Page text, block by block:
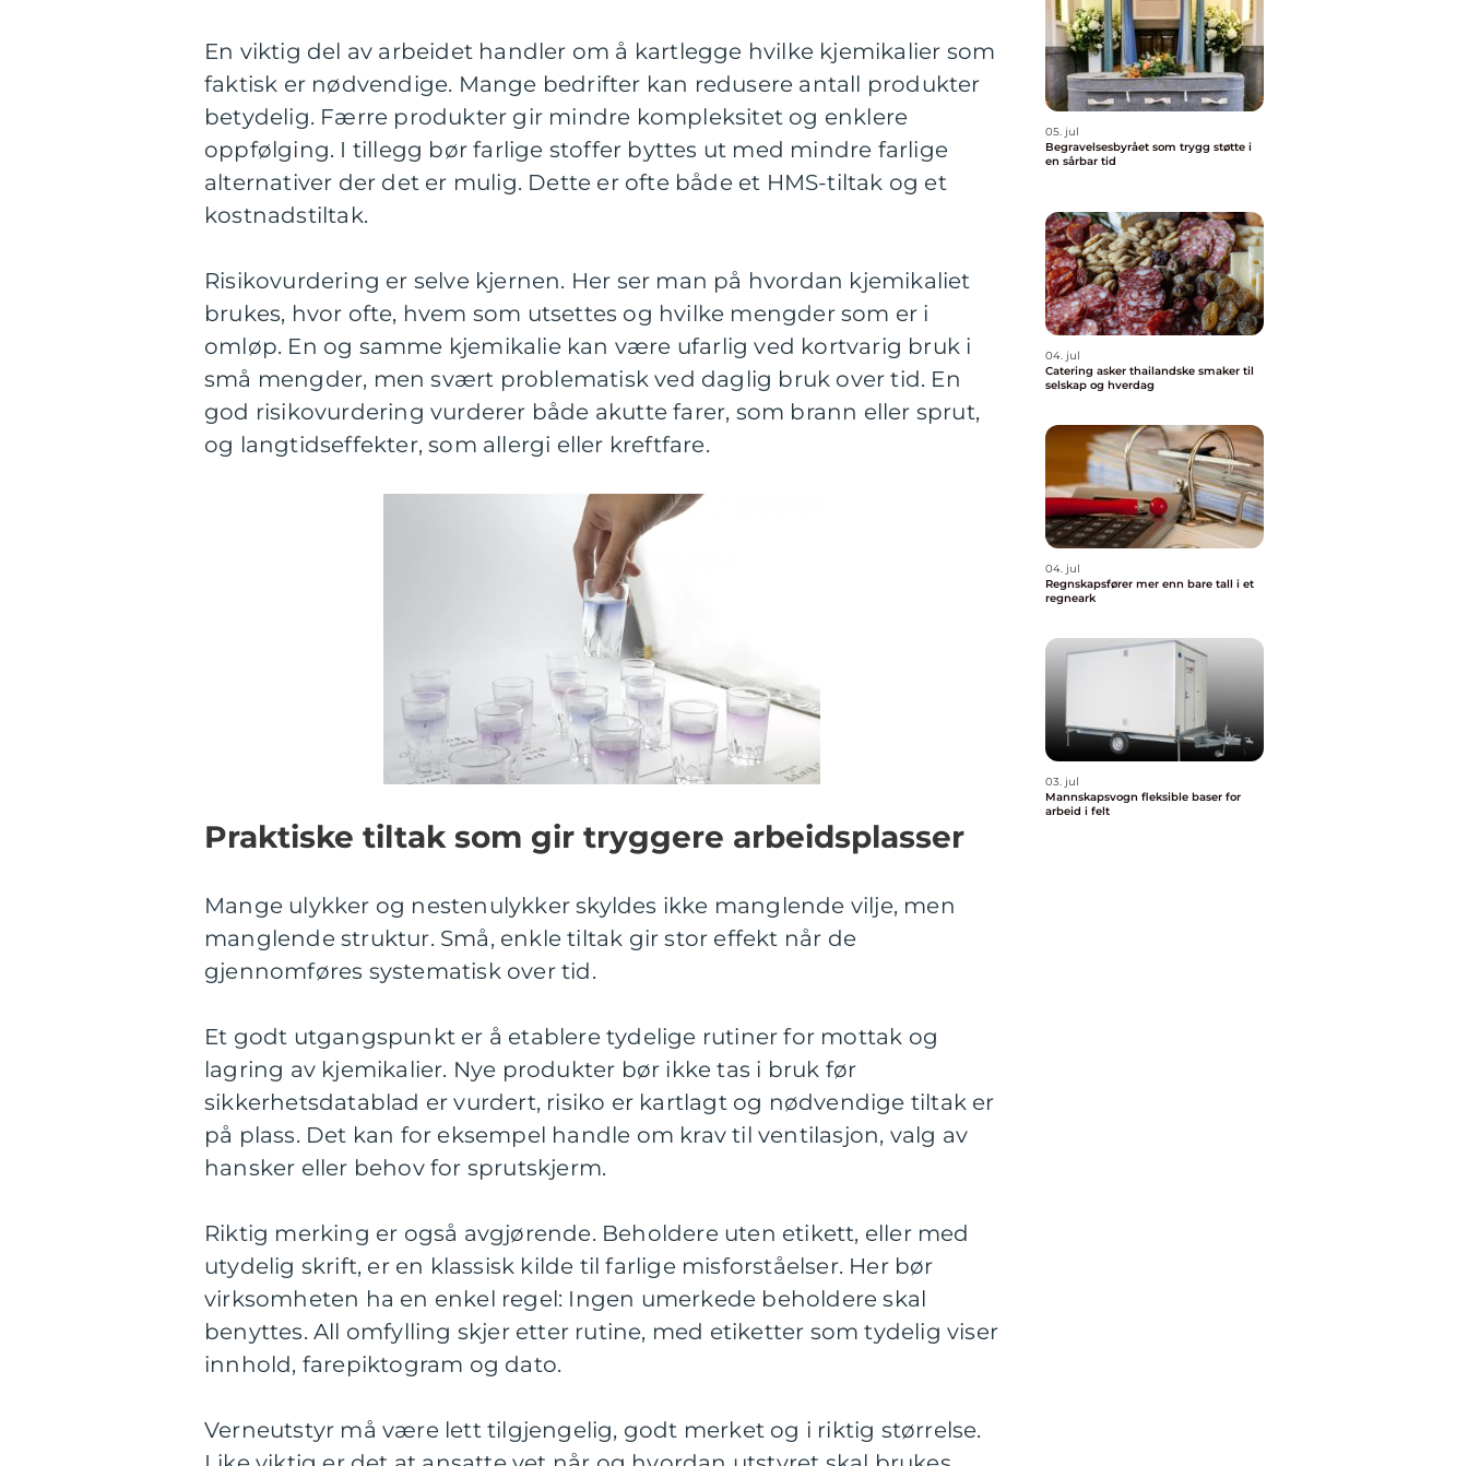
En viktig del av arbeidet handler om å kartlegge hvilke kjemikalier som
faktisk er nødvendige. Mange bedrifter kan redusere antall produkter
betydelig. Færre produkter gir mindre kompleksitet og enklere
oppfølging. I tillegg bør farlige stoffer byttes ut med mindre farlige
alternativer der det er mulig. Dette er ofte både et HMS-tiltak og et
kostnadstiltak.
Risikovurdering er selve kjernen. Her ser man på hvordan kjemikaliet
brukes, hvor ofte, hvem som utsettes og hvilke mengder som er i
omløp. En og samme kjemikalie kan være ufarlig ved kortvarig bruk i
små mengder, men svært problematisk ved daglig bruk over tid. En
god risikovurdering vurderer både akutte farer, som brann eller sprut,
og langtidseffekter, som allergi eller kreftfare.
Praktiske tiltak som gir tryggere arbeidsplasser
Mange ulykker og nestenulykker skyldes ikke manglende vilje, men
manglende struktur. Små, enkle tiltak gir stor effekt når de
gjennomføres systematisk over tid.
Et godt utgangspunkt er å etablere tydelige rutiner for mottak og
lagring av kjemikalier. Nye produkter bør ikke tas i bruk før
sikkerhetsdatablad er vurdert, risiko er kartlagt og nødvendige tiltak er
på plass. Det kan for eksempel handle om krav til ventilasjon, valg av
hansker eller behov for sprutskjerm.
Riktig merking er også avgjørende. Beholdere uten etikett, eller med
utydelig skrift, er en klassisk kilde til farlige misforståelser. Her bør
virksomheten ha en enkel regel: Ingen umerkede beholdere skal
benyttes. All omfylling skjer etter rutine, med etiketter som tydelig viser
innhold, farepiktogram og dato.
Verneutstyr må være lett tilgjengelig, godt merket og i riktig størrelse.
05. jul
Begravelsesbyrået som trygg støtte i
en sårbar tid
04. jul
Catering asker thailandske smaker til
selskap og hverdag
04. jul
Regnskapsfører mer enn bare tall i et
regneark
03. jul
Mannskapsvogn fleksible baser for
arbeid i felt